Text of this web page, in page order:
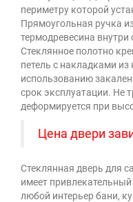
периметру которой
Прямоугольная ручка
термодревесина
Стеклянное полотно
петель с накладками
использованию
срок эксплуатации. Не
деформируется при
Цена двери
Стеклянная дверь для
имеет
любой интерьер бани,